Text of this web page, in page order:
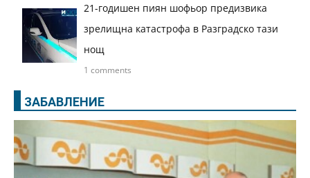
21-годишен пиян шофьор предизвика
зрелищна катастрофа в Разградско тази
нощ
1 comments
ЗАБАВЛЕНИЕ